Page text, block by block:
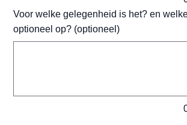
Voor welke gelegenheid is het? en
optioneel op? (optioneel)